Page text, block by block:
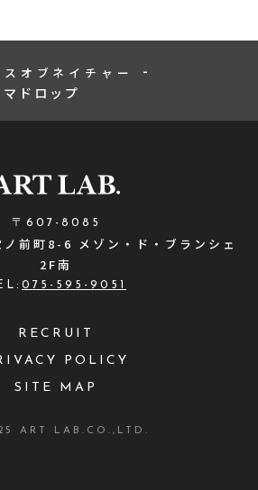
スオブネイチャー
ドロップ
〒607-8085
前町8-6 メゾン・ド・ブランシェ
2F南
075-595-9051
RECRUIT
POLICY
SITE MAP
ART LAB.CO.,LTD.